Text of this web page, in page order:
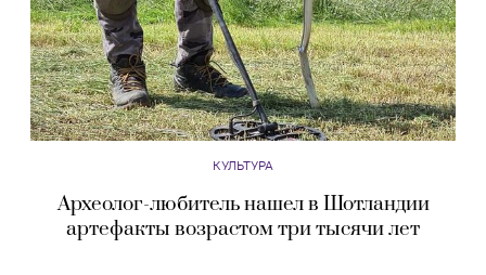
КУЛЬТУРА
Археолог-любитель нашел в Шотландии
артефакты возрастом три тысячи лет